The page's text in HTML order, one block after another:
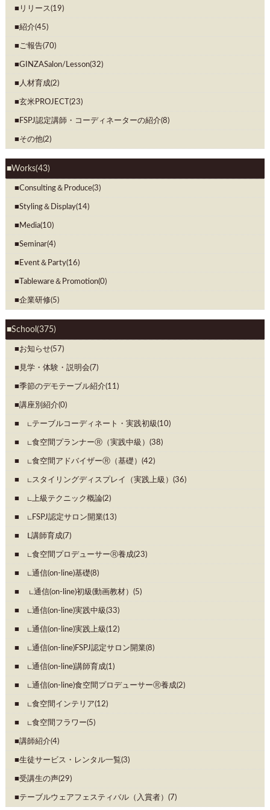
リリース(19)
紹介(45)
ご報告(70)
GINZASalon/Lesson(32)
人材育成(2)
玄米PROJECT(23)
FSPJ認定講師・コーディネーターの紹介(8)
その他(2)
Works(43)
Consulting＆Produce(3)
Styling＆Display(14)
Media(10)
Seminar(4)
Event＆Party(16)
Tableware＆Promotion(0)
企業研修(5)
School(375)
お知らせ(57)
見学・体験・説明会(7)
季節のデモテーブル紹介(11)
講座別紹介(0)
∟テーブルコーディネート・実践初級(10)
∟食空間プランナーⓇ（実践中級）(38)
∟食空間アドバイザーⓇ（基礎）(42)
∟スタイリングディスプレイ（実践上級）(36)
∟上級テクニック概論(2)
∟FSPJ認定サロン開業(13)
Ⅼ講師育成(7)
∟食空間プロデューサーⓇ養成(23)
∟通信(on-line)基礎(8)
∟通信(on-line)初級(動画教材）(5)
∟通信(on-line)実践中級(33)
∟通信(on-line)実践上級(12)
∟通信(on-line)FSPJ認定サロン開業(8)
∟通信(on-line)講師育成(1)
∟通信(on-line)食空間プロデューサーⓇ養成(2)
∟食空間インテリア(12)
∟食空間フラワー(5)
講師紹介(4)
生徒サービス・レンタル一覧(3)
受講生の声(29)
テーブルウェアフェスティバル（入賞者）(7)